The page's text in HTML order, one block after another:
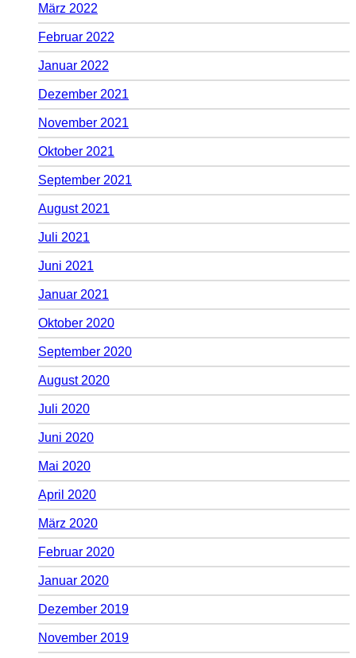
März 2022
Februar 2022
Januar 2022
Dezember 2021
November 2021
Oktober 2021
September 2021
August 2021
Juli 2021
Juni 2021
Januar 2021
Oktober 2020
September 2020
August 2020
Juli 2020
Juni 2020
Mai 2020
April 2020
März 2020
Februar 2020
Januar 2020
Dezember 2019
November 2019